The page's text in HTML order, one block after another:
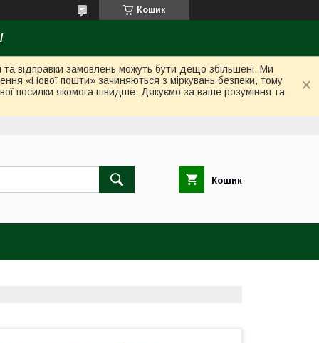
Кошик
та відправки замовлень можуть бути дещо збільшені. Ми
«Нової пошти» зачиняються з міркувань безпеки, тому
посилки якомога швидше. Дякуємо за ваше розуміння та
Кошик